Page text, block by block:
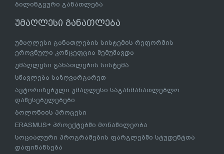
ბილინგვური განათლება
უმაღლესი განათლება
უმაღლესი განათლების სისტემის რეფორმის
ეროვნული კონცეფცია შემუშავდა
უმაღლესი განათლების სისტემა
სწავლება საზღვარგარეთ
ავტორიზებული უმაღლესი საგანმანათლებლო
დაწესებულებები
ბოლონიის პროცესი
ERASMUS+ პროექტებში მონაწილეობა
სოციალური პროგრამების ფარგლებში სტუდენტთა
დაფინანსება